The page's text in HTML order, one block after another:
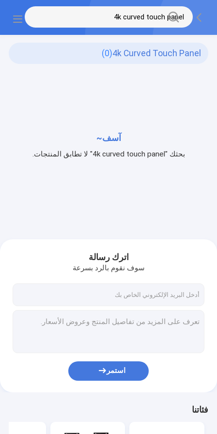
4k Curved Touch Panel
(0)
آسف~
بحثك "4k curved touch panel" لا تطابق المنتجات.
اترك رسالة
سوف نقوم بالرد بسرعة
استمر
فئاتنا